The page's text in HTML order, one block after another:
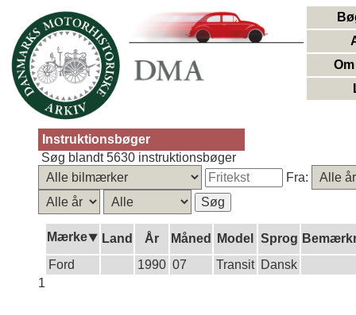
Instruktionsbøger
Søg blandt 5630 instruktionsbøger
Fra:
Mærke⯆ Land År Måned Model Sprog
Ford
1990 07 Transit Dansk
1